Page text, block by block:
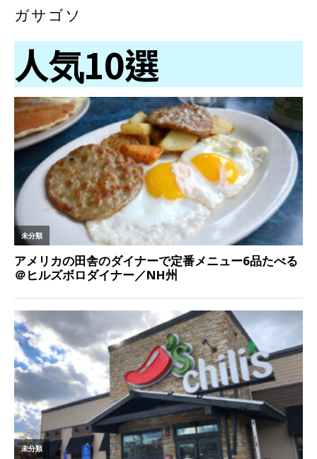
ガサゴソ
人気10選